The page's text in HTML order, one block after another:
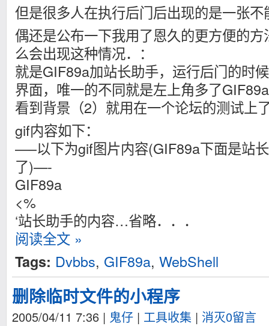
但是很多人在执行后门后出现的是一张
偶还是公布一下我用了恩久的更方便的
么会出现这种情况．：
就是GIF89a加站长助手，运行后门的时
界面，唯一的不同就是左上角多了
看到背景（2）就用在一个论坛的测试上
gif内容如下：
—–以下为gif图片内容(GIF89a下面是站
了)—-
GIF89a
<%
‘站长助手的内容…省略．．．
阅读全文 »
Tags: Dvbbs, GIF89a, WebShell
删除临时文件的小程序
2005/04/11 7:36 | 鬼仔 | 工具收集 | 消灭0留言